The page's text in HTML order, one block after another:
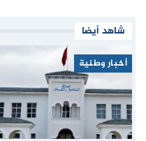
شاهد أيضا
أخبار وطنية